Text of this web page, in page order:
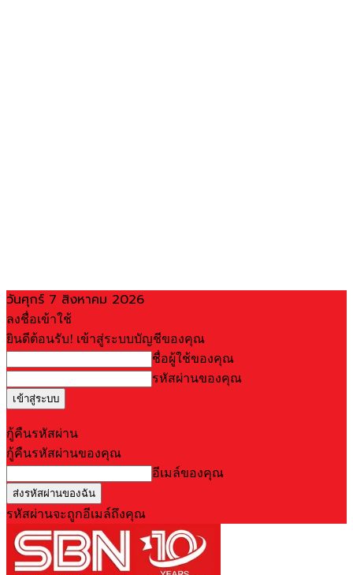
วันศุกร์ 7 สิงหาคม 2026
ลงชื่อเข้าใช้
ยินดีต้อนรับ! เข้าสู่ระบบบัญชีของคุณ
ชื่อผู้ใช้ของคุณ
รหัสผ่านของคุณ
กู้คืนรหัสผ่าน
กู้คืนรหัสผ่านของคุณ
อีเมล์ของคุณ
รหัสผ่านจะถูกอีเมล์ถึงคุณ